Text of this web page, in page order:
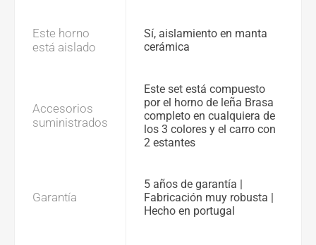
Este horno
está aislado
Sí, aislamiento en manta
cerámica
Accesorios
suministrados
Este set está compuesto
por el horno de leña Brasa
completo en cualquiera de
los 3 colores y el carro con
2 estantes
Garantía
5 años de garantía |
Fabricación muy robusta |
Hecho en portugal